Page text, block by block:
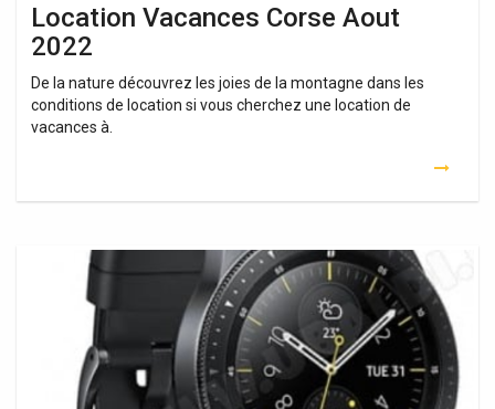
Location Vacances Corse Aout
2022
De la nature découvrez les joies de la montagne dans les
conditions de location si vous cherchez une location de
vacances à.